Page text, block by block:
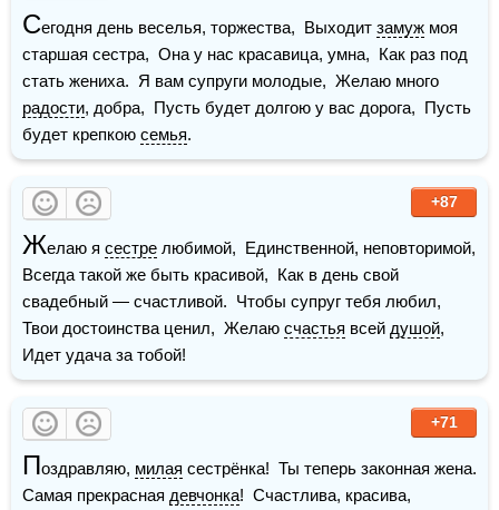
Сегодня день веселья, торжества,  Выходит замуж моя
старшая сестра,  Она у нас красавица, умна,  Как раз под
радости, добра,  Пусть будет долгою у вас дорога,  Пусть
будет крепкою семья.
+87
Желаю я сестре любимой,  Единственной, неповторимой,
Всегда такой же быть красивой,  Как в день свой
свадебный — счастливой.  Чтобы супруг тебя любил,
Твои достоинства ценил,  Желаю счастья всей душой,
Идет удача за тобой!
+71
Поздравляю, милая сестрёнка!  Ты теперь законная жена.
Самая прекрасная девчонка!  Счастлива, красива,